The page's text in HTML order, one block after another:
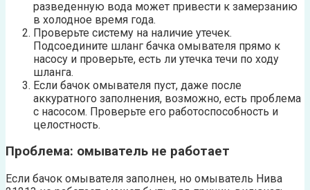
разведенную вода может привести к замерзанию
в холодное время года.
Проверьте систему на наличие утечек.
Подсоедините шланг бачка омывателя прямо к
насосу и проверьте, есть ли утечка течи по ходу
шланга.
Если бачок омывателя пуст, даже после
аккуратного заполнения, возможно, есть проблема
с насосом. Проверьте его работоспособность и
целостность.
Проблема: омыватель не работает
Если бачок омывателя заполнен, но омыватель Нива